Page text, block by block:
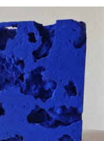
Antoon
2023
2025-2021